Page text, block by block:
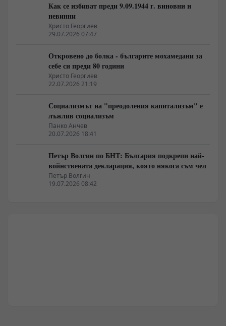
Как се избиват преди 9.09.1944 г. виновни и
невинни
Христо Георгиев
29.07.2026 07:47
Откровено до болка - българите мохамедани за
себе си преди 80 години
Христо Георгиев
22.07.2026 21:19
Социализмът на "преодоления капитализъм" е
лъжлив социализъм
Панко Анчев
20.07.2026 18:41
Петър Волгин по БНТ: България подкрепи най-
войнствената декларация, която някога съм чел
Петър Волгин
19.07.2026 08:42